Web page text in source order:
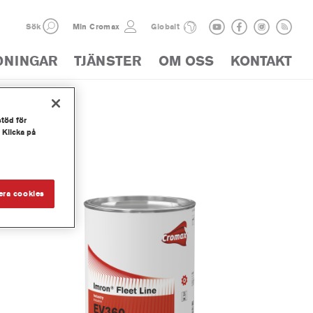
Sök Min Cromax Globalt
TJÄNSTER OM OSS KONTAKT
för
på
cookies